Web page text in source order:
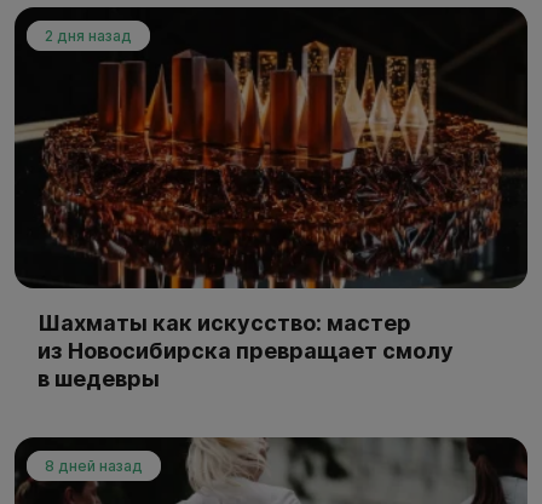
2 дня назад
Шахматы как искусство: мастер
из Новосибирска превращает смолу
в шедевры
8 дней назад